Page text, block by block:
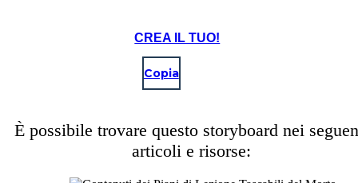
CREA IL TUO!
Copia
È possibile trovare questo storyboard nei
articoli e risorse: